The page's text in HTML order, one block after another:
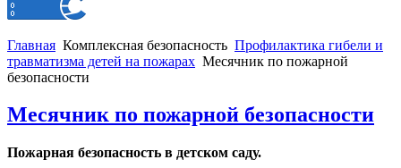
Главная Комплексная безопасность Профилактика гибели и
травматизма детей на пожарах Месячник по пожарной
безопасности
Месячник по пожарной безопасности
Пожарная безопасность в детском саду.